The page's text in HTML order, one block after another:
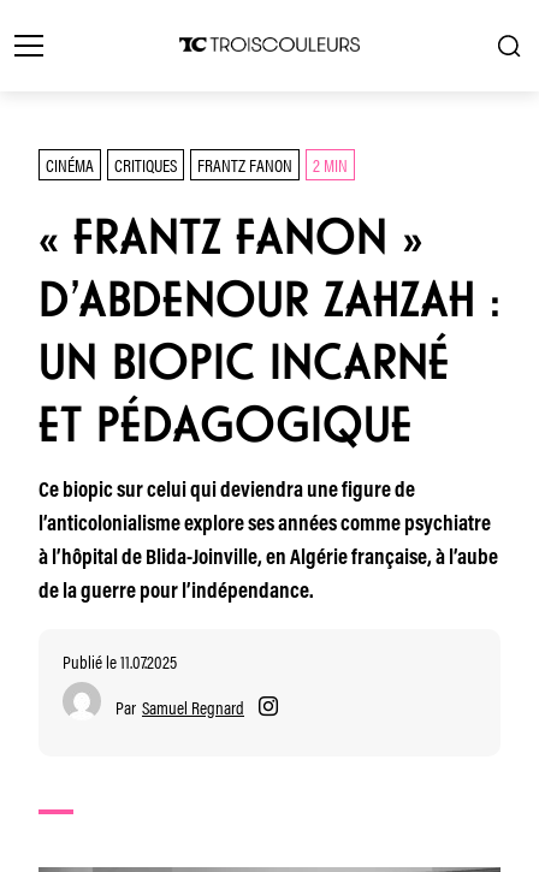
CINÉMA CRITIQUES FRANTZ FANON 2 MIN
« FRANTZ FANON »
D’ABDENOUR ZAHZAH :
UN BIOPIC INCARNÉ
ET PÉDAGOGIQUE
Ce biopic sur celui qui deviendra une figure de
l’anticolonialisme explore ses années comme psychiatre
à l’hôpital de Blida-Joinville, en Algérie française, à l’aube
de la guerre pour l’indépendance.
Publié le 11.07.2025
Par Samuel Regnard